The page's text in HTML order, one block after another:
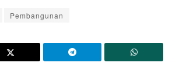
Pembangunan